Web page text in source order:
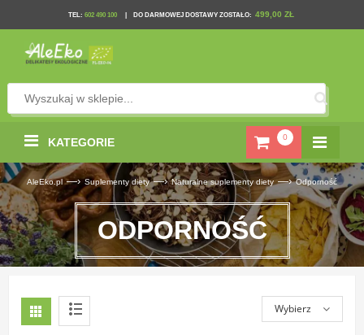
TEL: 602 490 100 DO DARMOWEJ DOSTAWY ZOSTAŁO: 499,00 ZŁ
0
KATEGORIE
AleEko.pl —› Suplementy diety —› Naturalne suplementy diety —› Odporność
ODPORNOŚĆ
Wybierz